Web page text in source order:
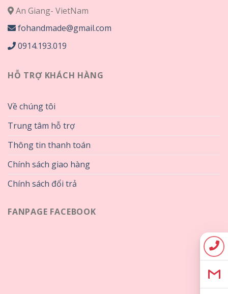
An Giang- VietNam
fohandmade@gmail.com
0914.193.019
HỖ TRỢ KHÁCH HÀNG
Về chúng tôi
Trung tâm hỗ trợ
Thông tin thanh toán
Chính sách giao hàng
Chính sách đổi trả
FANPAGE FACEBOOK